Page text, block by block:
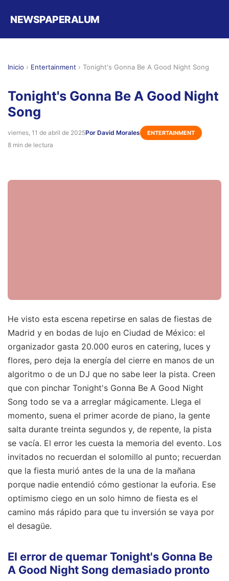
NEWSPAPERALUM
Inicio › Entertainment › Tonight's Gonna Be A Good Night Song
Tonight's Gonna Be A Good Night
Song
viernes, 11 de abril de 2025Por David Morales ENTERTAINMENT
8 min de lectura
He visto esta escena repetirse en salas de fiestas de
Madrid y en bodas de lujo en Ciudad de México: el
organizador gasta 20.000 euros en catering, luces y
flores, pero deja la energía del cierre en manos de un
algoritmo o de un DJ que no sabe leer la pista. Creen
que con pinchar Tonight's Gonna Be A Good Night
Song todo se va a arreglar mágicamente. Llega el
momento, suena el primer acorde de piano, la gente
salta durante treinta segundos y, de repente, la pista
se vacía. El error les cuesta la memoria del evento. Los
invitados no recuerdan el solomillo al punto; recuerdan
que la fiesta murió antes de la una de la mañana
porque nadie entendió cómo gestionar la euforia. Ese
optimismo ciego en un solo himno de fiesta es el
camino más rápido para que tu inversión se vaya por
el desagüe.
El error de quemar Tonight's Gonna Be
A Good Night Song demasiado pronto